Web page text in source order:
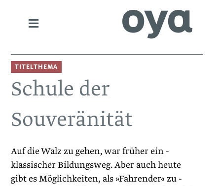
TITELTHEMA
Schule der
Souveränität
Auf die Walz zu gehen, war früher ein ­
klassischer Bildungsweg. Aber auch heute
gibt es Möglichkeiten, als »Fahrender« zu ­